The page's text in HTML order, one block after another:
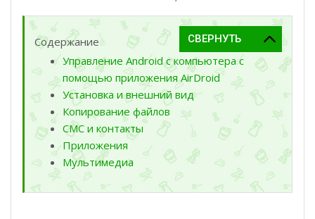
Содержание
Управление Android с компьютера с
помощью приложения AirDroid
Установка и внешний вид
Копирование файлов
СМС и контакты
Приложения
Мультимедиа